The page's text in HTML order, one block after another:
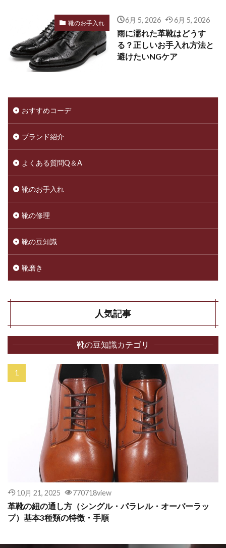
靴のお手入れ 6月 5, 2026 6月 5, 2026
雨に濡れた革靴はどうす
る？正しいお手入れ方法と
避けたいNGケア
おすすめコーデ
ブランド紹介
よくある質問Q＆A
靴のお手入れ
靴の修理
靴の豆知識
靴磨き
人気記事
靴の豆知識カテゴリ
10月 21, 2025 770718view
革靴の紐の通し方（シングル・パラレル・オーバーラッ
プ）基本3種類の特徴・手順